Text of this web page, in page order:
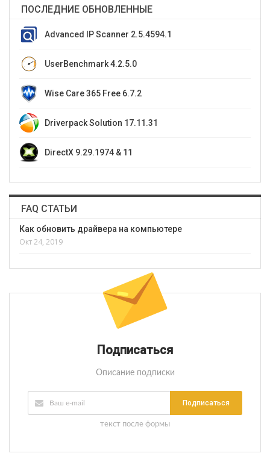
ПОСЛЕДНИЕ ОБНОВЛЕННЫЕ
Advanced IP Scanner 2.5.4594.1
UserBenchmark 4.2.5.0
Wise Care 365 Free 6.7.2
Driverpack Solution 17.11.31
DirectX 9.29.1974 & 11
FAQ СТАТЬИ
Как обновить драйвера на компьютере
Окт 24, 2019
Подписаться
Описание подписки
Подписаться
текст после формы